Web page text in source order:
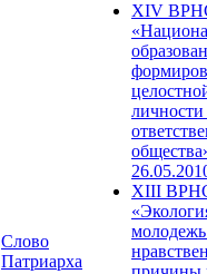
Слово
Патриарха
XIV
XIII